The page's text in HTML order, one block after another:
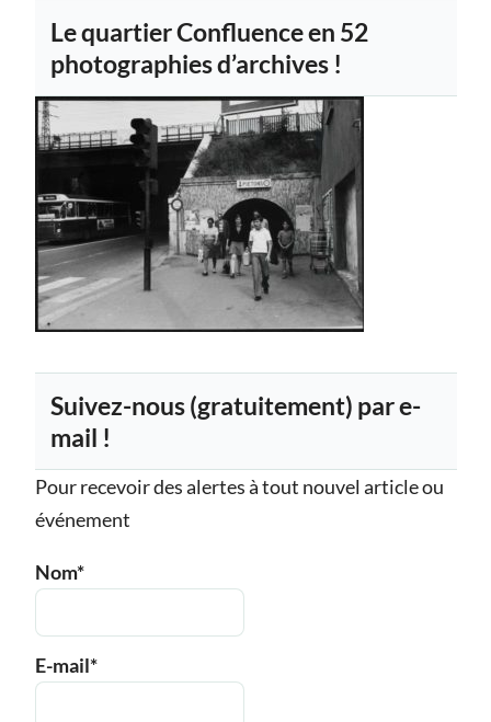
Le quartier Confluence en 52
photographies d’archives !
Suivez-nous (gratuitement) par e-
mail !
Pour recevoir des alertes à tout nouvel article ou
événement
Nom*
E-mail*